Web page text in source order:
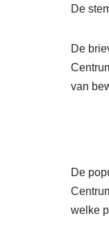
De
De
van
De
welke